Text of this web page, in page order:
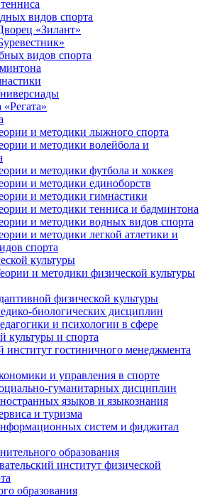
видов спорта
«Зилант»
видов спорта
и методики лыжного спорта
и методики волейбола и
и методики футбола и хоккея
и методики единоборств
и методики гимнастики
и методики тенниса и бадминтона
и методики водных видов спорта
и методики легкой атлетики и
спорта
культуры
и методики физической культуры
физической культуры
биологических дисциплин
и психологии в сфере
культуры и спорта
гостиничного менеджмента
и управления в спорте
гуманитарных дисциплин
языков и языкознания
и туризма
систем и фиджитал
образования
институт физической
образования